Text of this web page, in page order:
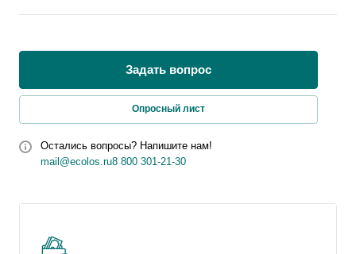
Задать вопрос
Опросный лист
Остались вопросы? Напишите нам!
mail@ecolos.ru8 800 301-21-30